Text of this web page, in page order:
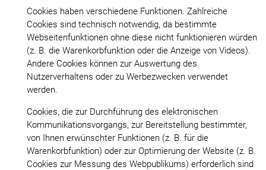
Cookies haben verschiedene Funktionen. Zahlreiche
Cookies sind technisch notwendig, da bestimmte
Webseitenfunktionen ohne diese nicht funktionieren würden
(z. B. die Warenkorbfunktion oder die Anzeige von Videos).
Andere Cookies können zur Auswertung des
Nutzerverhaltens oder zu Werbezwecken verwendet
werden.
Cookies, die zur Durchführung des elektronischen
Kommunikationsvorgangs, zur Bereitstellung bestimmter,
von Ihnen erwünschter Funktionen (z. B. für die
Warenkorbfunktion) oder zur Optimierung der Website (z. B.
Cookies zur Messung des Webpublikums) erforderlich sind